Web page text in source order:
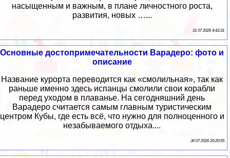
насыщенным и важным, в плане личностного роста,
развития, новых …...
31 07 2026 4:43:31
Основные достопримечательности Варадеро: фото и
описание
Название курорта переводится как «смолильная», так как
раньше именно здесь испанцы смолили свои корабли
перед уходом в плаванье. На сегодняшний день
Варадеро считается самым главным туристическим
центром Кубы, где есть всё, что нужно для полноценного и
незабываемого отдыха....
30 07 2026 20:20:55